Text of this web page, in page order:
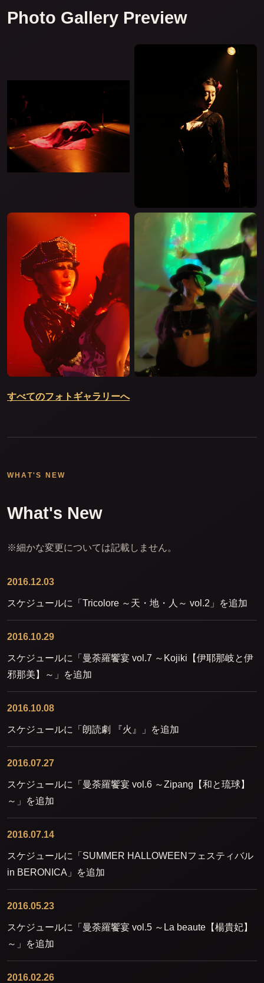
Photo Gallery Preview
すべてのフォトギャラリーへ
WHAT'S NEW
What's New
※細かな変更については記載しません。
2016.12.03
スケジュールに「Tricolore ～天・地・人～ vol.2」を追加
2016.10.29
スケジュールに「曼荼羅饗宴 vol.7 ～Kojiki【伊耶那岐と伊
邪那美】～」を追加
2016.10.08
スケジュールに「朗読劇 『火』」を追加
2016.07.27
スケジュールに「曼荼羅饗宴 vol.6 ～Zipang【和と琉球】
～」を追加
2016.07.14
スケジュールに「SUMMER HALLOWEENフェスティバル
in BERONICA」を追加
2016.05.23
スケジュールに「曼荼羅饗宴 vol.5 ～La beaute【楊貴妃】
～」を追加
2016.02.26